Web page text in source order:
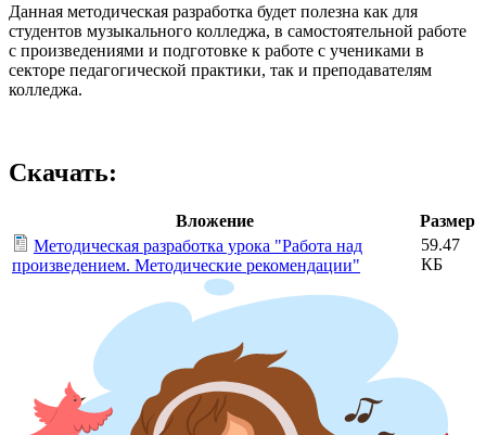
Данная методическая разработка будет полезна как для
студентов музыкального колледжа, в самостоятельной работе
с произведениями и подготовке к работе с учениками в
секторе педагогической практики, так и преподавателям
колледжа.
Скачать:
Вложение
Размер
Методическая разработка урока "Работа над
произведением. Методические рекомендации"
59.47
КБ